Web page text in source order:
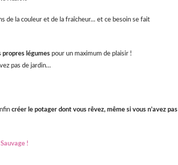
de la couleur et de la fraîcheur… et ce besoin se fait
propres légumes pour un maximum de plaisir !
pas de jardin…
créer le potager dont vous rêvez, même si vous n’avez pas
!